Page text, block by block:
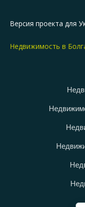
Версия проекта для
Недвижимость в